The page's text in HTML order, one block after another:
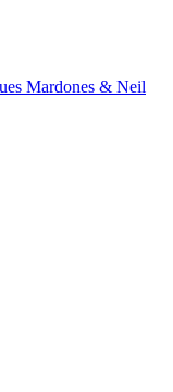
Mardones & Neil